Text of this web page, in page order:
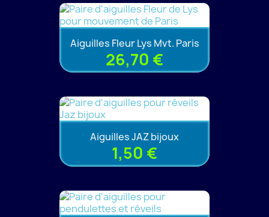
Aiguilles Fleur Lys Mvt. Paris
26,70 €
Aiguilles JAZ bijoux
1,50 €